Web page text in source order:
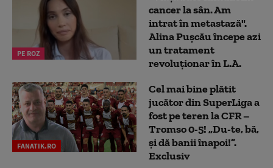
PE ROZ
cancer la sân. Am
intrat în metastază".
Alina Pușcău începe azi
un tratament
revoluționar în L.A.
FANATIK.RO
Cel mai bine plătit
jucător din SuperLiga a
fost pe teren la CFR –
Tromso 0-5! „Du-te, bă,
și dă banii înapoi!”.
Exclusiv